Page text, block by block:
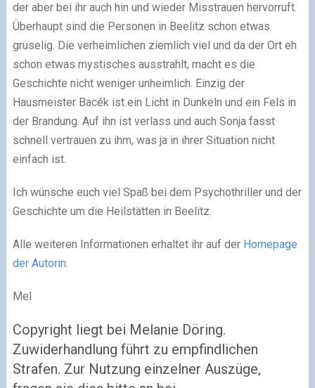
der aber bei ihr auch hin und wieder Misstrauen hervorruft.
Überhaupt sind die Personen in Beelitz schon etwas
gruselig. Die verheimlichen ziemlich viel und da der Ort eh
schon etwas mystisches ausstrahlt, macht es die
Geschichte nicht weniger unheimlich. Einzig der
Hausmeister Bacék ist ein Licht in Dunkeln und ein Fels in
der Brandung. Auf ihn ist verlass und auch Sonja fasst
schnell vertrauen zu ihm, was ja in ihrer Situation nicht
einfach ist.
Ich wünsche euch viel Spaß bei dem Psychothriller und der
Geschichte um die Heilstätten in Beelitz.
Alle weiteren Informationen erhaltet ihr auf der Homepage
der Autorin.
Mel
Copyright liegt bei Melanie Döring.
Zuwiderhandlung führt zu empfindlichen
Strafen. Zur Nutzung einzelner Auszüge,